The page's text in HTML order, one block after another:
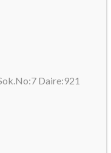
Daire:921